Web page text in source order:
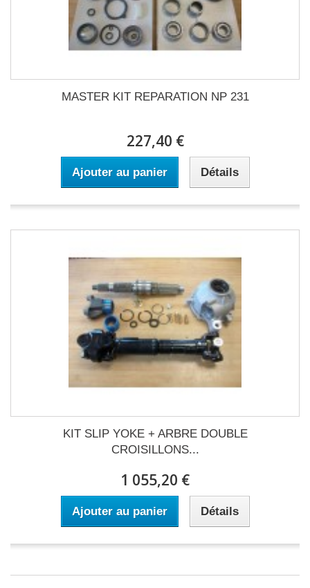
MASTER KIT REPARATION NP 231
227,40 €
Ajouter au panier Détails
KIT SLIP YOKE + ARBRE DOUBLE
CROISILLONS...
1 055,20 €
Ajouter au panier Détails